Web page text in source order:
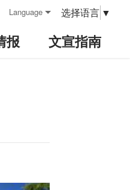
Language 选择语言 ▼
报 文宣指南